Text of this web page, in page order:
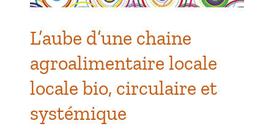
L’aube d’une chaine
agroalimentaire locale
locale bio, circulaire et
systémique